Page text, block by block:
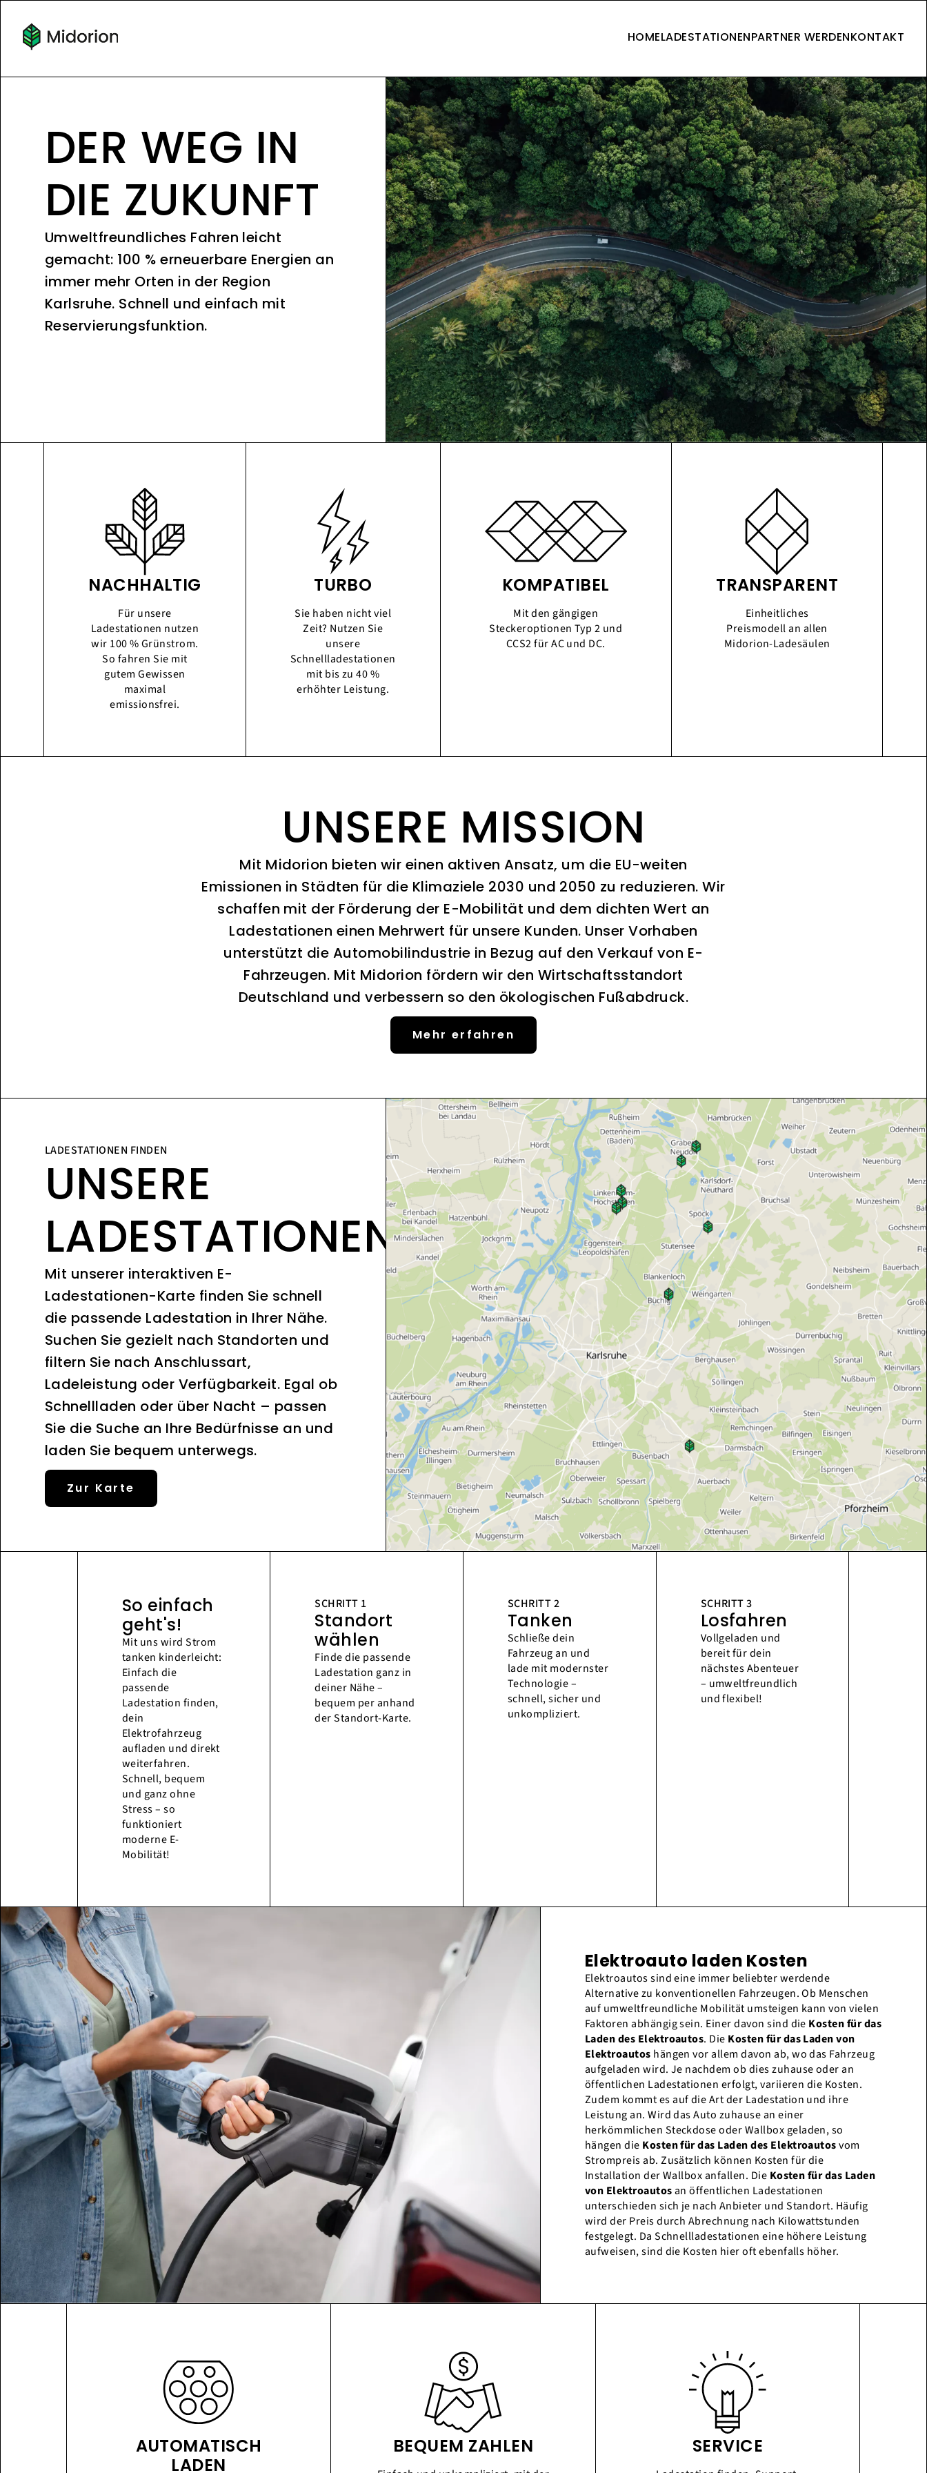
HOMELADESTATIONENPARTNER WERDENKONTAKT
DER WEG IN
DIE ZUKUNFT
Umweltfreundliches Fahren leicht
gemacht: 100 % erneuerbare Energien an
immer mehr Orten in der Region
Karlsruhe. Schnell und einfach mit
Reservierungsfunktion.
NACHHALTIG
Für unsere
Ladestationen nutzen
wir 100 % Grünstrom.
So fahren Sie mit
gutem Gewissen
maximal
emissionsfrei.
TURBO
Sie haben nicht viel
Zeit? Nutzen Sie
unsere
Schnellladestationen
mit bis zu 40 %
erhöhter Leistung.
KOMPATIBEL
Mit den gängigen
Steckeroptionen Typ 2 und
CCS2 für AC und DC.
TRANSPARENT
Einheitliches
Preismodell an allen
Midorion-Ladesäulen
UNSERE MISSION
Mit Midorion bieten wir einen aktiven Ansatz, um die EU-weiten
Emissionen in Städten für die Klimaziele 2030 und 2050 zu reduzieren. Wir
schaffen mit der Förderung der E-Mobilität und dem dichten Wert an
Ladestationen einen Mehrwert für unsere Kunden. Unser Vorhaben
unterstützt die Automobilindustrie in Bezug auf den Verkauf von E-
Fahrzeugen. Mit Midorion fördern wir den Wirtschaftsstandort
Deutschland und verbessern so den ökologischen Fußabdruck.
Mehr erfahren
LADESTATIONEN FINDEN
UNSERE
LADESTATIONEN
Mit unserer interaktiven E-
Ladestationen-Karte finden Sie schnell
die passende Ladestation in Ihrer Nähe.
Suchen Sie gezielt nach Standorten und
filtern Sie nach Anschlussart,
Ladeleistung oder Verfügbarkeit. Egal ob
Schnellladen oder über Nacht – passen
Sie die Suche an Ihre Bedürfnisse an und
laden Sie bequem unterwegs.
Zur Karte
So einfach
geht's!
Mit uns wird Strom
tanken kinderleicht:
Einfach die
passende
Ladestation finden,
dein
Elektrofahrzeug
aufladen und direkt
weiterfahren.
Schnell, bequem
und ganz ohne
Stress – so
funktioniert
moderne E-
Mobilität!
SCHRITT 1
Standort
wählen
Finde die passende
Ladestation ganz in
deiner Nähe –
bequem per anhand
der Standort-Karte.
SCHRITT 2
Tanken
Schließe dein
Fahrzeug an und
lade mit modernster
Technologie –
schnell, sicher und
unkompliziert.
SCHRITT 3
Losfahren
Vollgeladen und
bereit für dein
nächstes Abenteuer
– umweltfreundlich
und flexibel!
Elektroauto laden Kosten
Elektroautos sind eine immer beliebter werdende
Alternative zu konventionellen Fahrzeugen. Ob Menschen
auf umweltfreundliche Mobilität umsteigen kann von vielen
Faktoren abhängig sein. Einer davon sind die Kosten für das
Laden des Elektroautos. Die Kosten für das Laden von
Elektroautos hängen vor allem davon ab, wo das Fahrzeug
aufgeladen wird. Je nachdem ob dies zuhause oder an
öffentlichen Ladestationen erfolgt, variieren die Kosten.
Zudem kommt es auf die Art der Ladestation und ihre
Leistung an. Wird das Auto zuhause an einer
herkömmlichen Steckdose oder Wallbox geladen, so
hängen die Kosten für das Laden des Elektroautosvom
Strompreis ab. Zusätzlich können Kosten für die
Installation der Wallbox anfallen. Die Kosten für das Laden
von Elektroautosan öffentlichen Ladestationen
unterschieden sich je nach Anbieter und Standort. Häufig
wird der Preis durch Abrechnung nach Kilowattstunden
festgelegt. Da Schnellladestationen eine höhere Leistung
aufweisen, sind die Kosten hier oft ebenfalls höher.
AUTOMATISCH
LADEN
BEQUEM ZAHLEN SERVICE